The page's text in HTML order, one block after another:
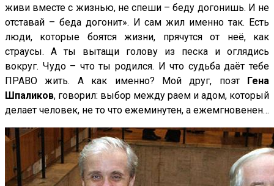
живи вместе с жизнью, не спеши – беду догонишь. И не
отставай – беда догонит». И сам жил именно так. Есть
люди, которые боятся жизни, прячутся от неё, как
страусы. А ты вытащи голову из песка и оглядись
вокруг. Чудо – что ты родился. И что судьба даёт тебе
ПРАВО жить. А как именно? Мой друг, поэт
Гена
Шпаликов, говорил: выбор между раем и адом, который
делает человек, не то что ежеминутен, а ежемгновенен…